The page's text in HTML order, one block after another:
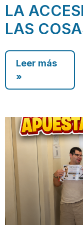
LA
LAS
Leer más
»